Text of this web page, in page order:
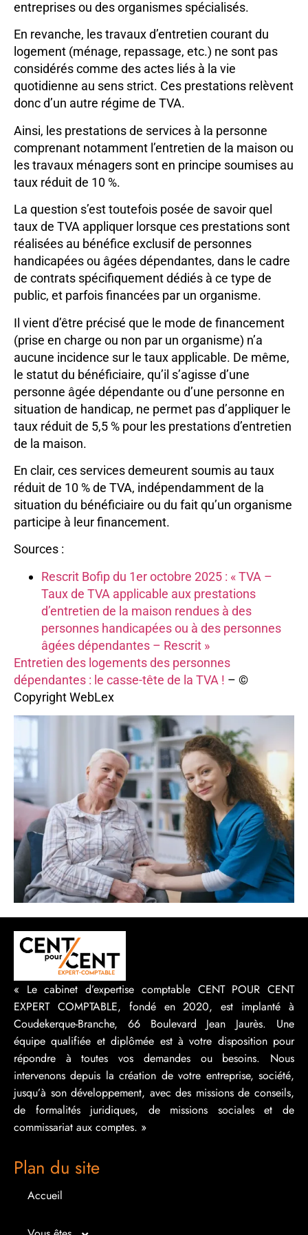
entreprises ou des organismes spécialisés.
En revanche, les travaux d’entretien courant du
logement (ménage, repassage, etc.) ne sont pas
considérés comme des actes liés à la vie
quotidienne au sens strict. Ces prestations relèvent
donc d’un autre régime de TVA.
Ainsi, les prestations de services à la personne
comprenant notamment l’entretien de la maison ou
les travaux ménagers sont en principe soumises au
taux réduit de 10 %.
La question s’est toutefois posée de savoir quel
taux de TVA appliquer lorsque ces prestations sont
réalisées au bénéfice exclusif de personnes
handicapées ou âgées dépendantes, dans le cadre
de contrats spécifiquement dédiés à ce type de
public, et parfois financées par un organisme.
Il vient d’être précisé que le mode de financement
(prise en charge ou non par un organisme) n’a
aucune incidence sur le taux applicable. De même,
le statut du bénéficiaire, qu’il s’agisse d’une
personne âgée dépendante ou d’une personne en
situation de handicap, ne permet pas d’appliquer le
taux réduit de 5,5 % pour les prestations d’entretien
de la maison.
En clair, ces services demeurent soumis au taux
réduit de 10 % de TVA, indépendamment de la
situation du bénéficiaire ou du fait qu’un organisme
participe à leur financement.
Sources :
Rescrit Bofip du 1er octobre 2025 : « TVA –
Taux de TVA applicable aux prestations
d’entretien de la maison rendues à des
personnes handicapées ou à des personnes
âgées dépendantes – Rescrit »
Entretien des logements des personnes
dépendantes : le casse-tête de la TVA ! – ©
Copyright WebLex
« Le cabinet d’expertise comptable CENT POUR CENT
EXPERT COMPTABLE, fondé en 2020, est implanté à
Coudekerque-Branche, 66 Boulevard Jean Jaurès. Une
équipe qualifiée et diplômée est à votre disposition pour
répondre à toutes vos demandes ou besoins. Nous
intervenons depuis la création de votre entreprise, société,
jusqu’à son développement, avec des missions de conseils,
de formalités juridiques, de missions sociales et de
commissariat aux comptes. »
Plan du site
Accueil